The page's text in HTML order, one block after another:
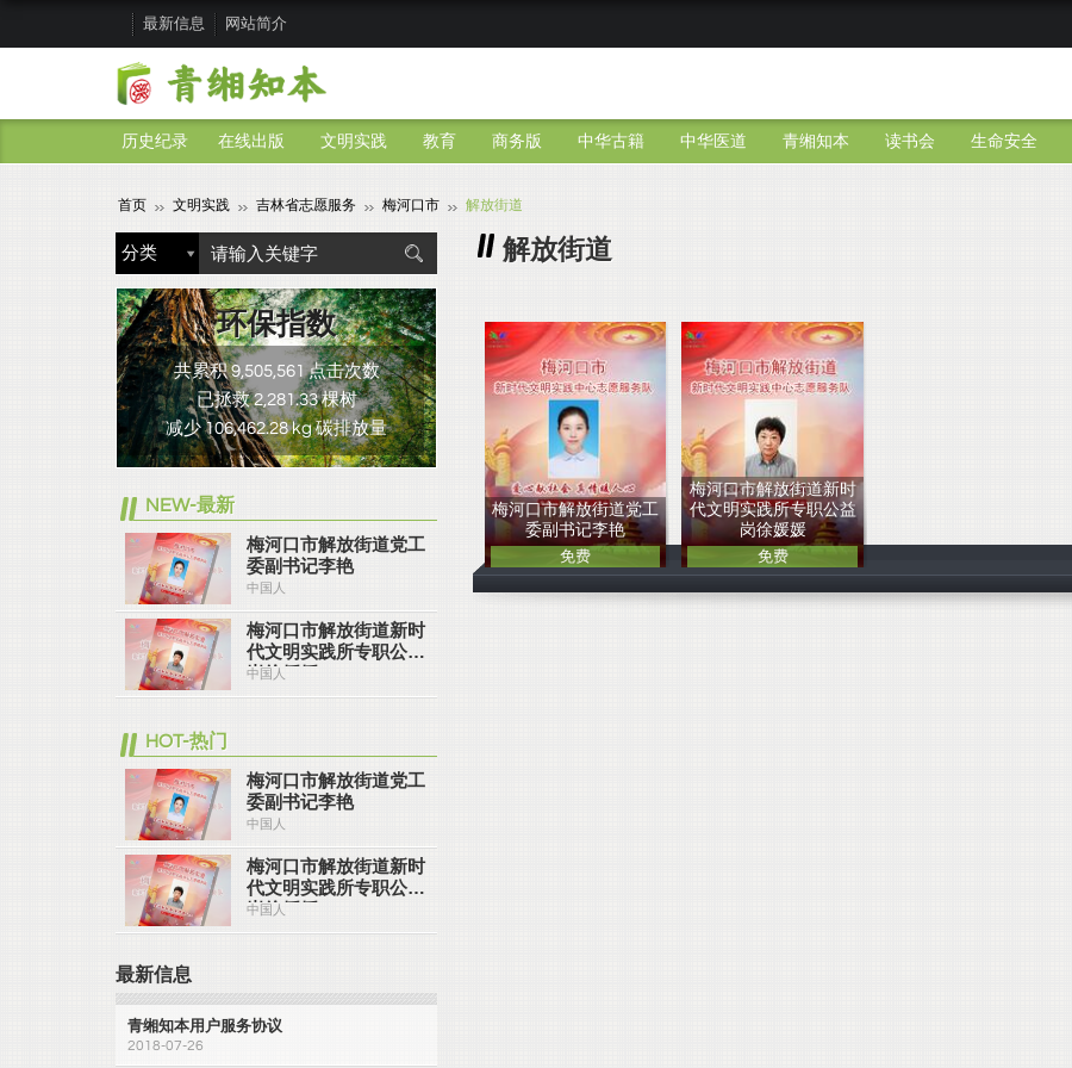
最新信息 网站简介
历史纪录 在线出版 文明实践 教育 商务版 中华古籍 中华医道 青缃知本 读书会 生命安全
首页 文明实践 吉林省志愿服务 梅河口市 解放街道
解放街道
梅河口市解放街道党工
委副书记李艳
中国人
免费
梅河口市解放街道新时
代文明实践所专职公益
岗徐媛媛
中国人
免费
环保指数
共累积 9,505,561 点击次数
已拯救 2,281.33 棵树
减少 106,462.28 kg 碳排放量
NEW-最新
梅河口市解放街道党工
委副书记李艳
中国人
梅河口市解放街道新时
代文明实践所专职公益
岗徐媛媛
中国人
HOT-热门
梅河口市解放街道党工
委副书记李艳
中国人
梅河口市解放街道新时
代文明实践所专职公益
岗徐媛媛
中国人
最新信息
青缃知本用户服务协议
2018-07-26